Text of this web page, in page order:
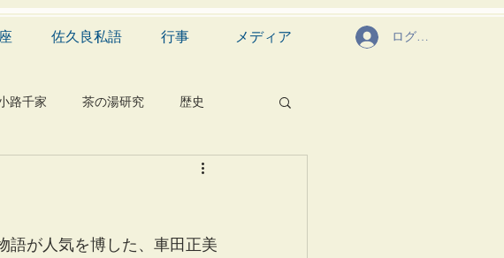
佐久良私語 行事 メディア ログイン
路千家 茶の湯研究 歴史
食文化
blog 芸能 茶道具
語が人気を博した、車田正美